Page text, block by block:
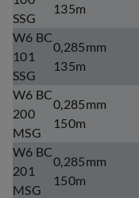
SSG
135m
W6 BC
101
SSG
0,285mm
135m
W6 BC
200
MSG
0,285mm
150m
W6 BC
201
MSG
0,285mm
150m